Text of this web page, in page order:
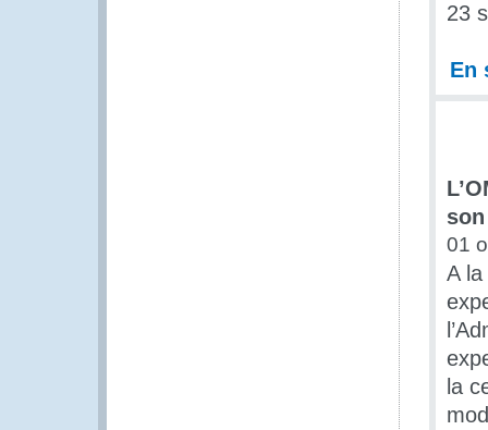
23
En
01
A
la